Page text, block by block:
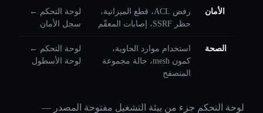
الأمان
رفض ACL، قطع الميزانية،
حظر SSRF، إصابات المعقّم
لوحة التحكم ←
سجل الأمان
الصحة
استخدام موارد الحاوية،
كمون mesh، حالة مجموعة
المتصفح
لوحة التحكم ←
لوحة الأسطول
لوحة التحكم جزء من بيئة التشغيل مفتوحة المصدر —